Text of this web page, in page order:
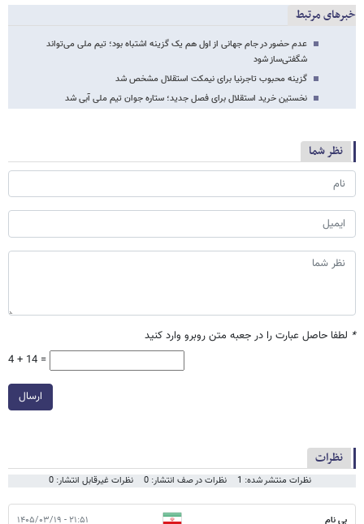
خبرهای مرتبط
عدم حضور در جام جهانی از اول هم یک گزینه اشتباه بود؛ تیم ملی می‌تواند
شگفتی‌ساز شود
گزینه محبوب تاجرنیا برای نیمکت استقلال مشخص شد
نخستین خرید استقلال برای فصل جدید؛ ستاره جوان تیم ملی آبی شد
نظر شما
* لطفا حاصل عبارت را در جعبه متن روبرو وارد کنید
4 + 14 =
ارسال
نظرات
نظرات منتشر شده: 1 نظرات در صف انتشار: 0 نظرات غیرقابل انتشار: 0
بی نام ۲۱:۵۱ - ۱۴۰۵/۰۳/۱۹